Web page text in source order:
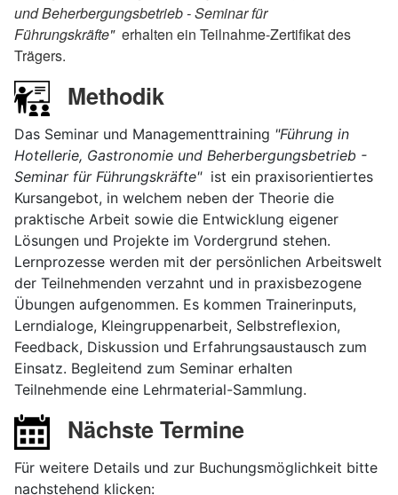
und Beherbergungsbetrieb- Seminar für
Führungskräfte" erhalten ein Teilnahme-Zertifikat des
Trägers.
Methodik
Das Seminar und Managementtraining "Führung in
Hotellerie, Gastronomie und Beherbergungsbetrieb -
Seminar für Führungskräfte" ist ein praxisorientiertes
Kursangebot, in welchem neben der Theorie die
praktische Arbeit sowie die Entwicklung eigener
Lösungen und Projekte im Vordergrund stehen.
Lernprozesse werden mit der persönlichen Arbeitswelt
der Teilnehmenden verzahnt und in praxisbezogene
Übungen aufgenommen. Es kommen Trainerinputs,
Lerndialoge, Kleingruppenarbeit, Selbstreflexion,
Feedback, Diskussion und Erfahrungsaustausch zum
Einsatz. Begleitend zum Seminar erhalten
Teilnehmende eine Lehrmaterial-Sammlung.
Nächste Termine
Für weitere Details und zur Buchungsmöglichkeit bitte
nachstehend klicken: